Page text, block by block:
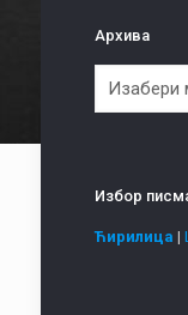
Архива
Избор
Ћирилица |